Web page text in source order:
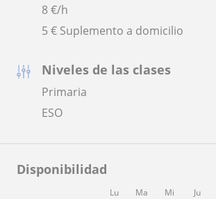
8€/h
5 € Suplemento a domicilio
Niveles de las clases
Primaria
ESO
Disponibilidad
Lu Ma Mi Ju